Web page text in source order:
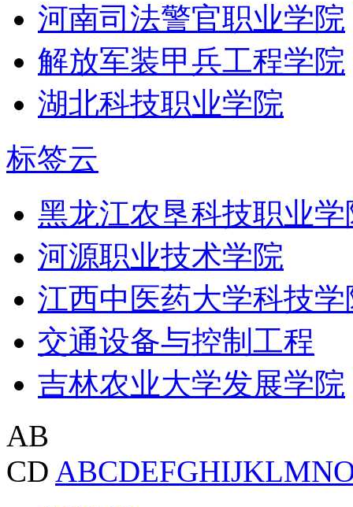
河南司法警官职业学院
解放军装甲兵工程学院
湖北科技职业学院
标签云
黑龙江农垦科技职业学
河源职业技术学院
江西中医药大学科技学
交通设备与控制工程
吉林农业大学发展学院
AB
CD ABCDEFGHIJKLMN